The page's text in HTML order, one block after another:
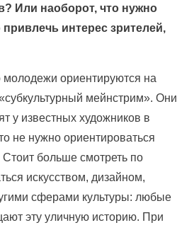
Или наоборот, что нужно
интерес зрителей,
ориентируются на
мейнстрим». Они
у известных художников в
не нужно ориентироваться
Стоит больше смотреть по
искусством, дизайном,
сферами культуры: любые
эту уличную историю. При